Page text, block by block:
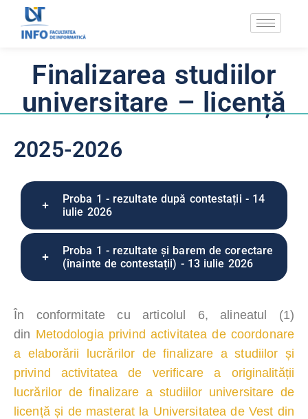
Finalizarea studiilor
universitare – licență
2025-2026
Proba 1 - rezultate după contestații - 14
iulie 2026
Proba 1 - rezultate și barem de corectare
(înainte de contestații) - 13 iulie 2026
În conformitate cu articolul 6, alineatul (1)
din Metodologia privind activitatea de coordonare
a elaborării lucrărilor de finalizare a studiilor și
privind activitatea de verificare a originalității
lucrărilor de finalizare a studiilor universitare de
licență și de masterat la Universitatea de Vest din